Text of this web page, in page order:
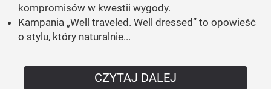
kompromisów w kwestii wygody.
Kampania „Well traveled. Well dressed” to opowieść
o stylu, który naturalnie...
CZYTAJ DALEJ